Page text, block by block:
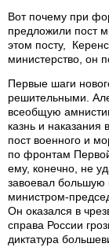
Вот почему при
предложили пост
этом посту,
министерство, он
Первые шаги
решительными.
всеобщую
казнь и
пост военного и
по фронтам
ему, конечно, не
завоевал большую
министром-
Он оказался в
справа России
диктатура